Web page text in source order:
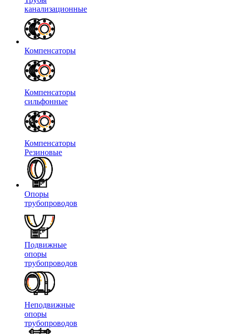
канализационные
Компенсаторы
Компенсаторы
сильфонные
Компенсаторы
Резиновые
Опоры
трубопроводов
Подвижные
опоры
трубопроводов
Неподвижные
опоры
трубопроводов